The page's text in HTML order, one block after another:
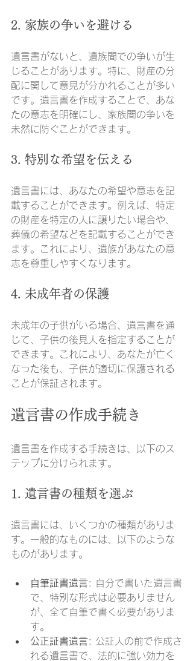
2. 家族の争いを避ける
遺言書がないと、遺族間での争いが生
じることがあります。特に、財産の分
配に関して意見が分かれることが多い
です。遺言書を作成することで、あな
たの意志を明確にし、家族間の争いを
未然に防ぐことができます。
3. 特別な希望を伝える
遺言書には、あなたの希望や意志を記
載することができます。例えば、特定
の財産を特定の人に譲りたい場合や、
葬儀の希望などを記載することができ
ます。これにより、遺族があなたの意
志を尊重しやすくなります。
4. 未成年者の保護
未成年の子供がいる場合、遺言書を通
じて、子供の後見人を指定することが
できます。これにより、あなたが亡く
なった後も、子供が適切に保護される
ことが保証されます。
遺言書の作成手続き
遺言書を作成する手続きは、以下のス
テップに分けられます。
1. 遺言書の種類を選ぶ
遺言書には、いくつかの種類がありま
す。一般的なものには、以下のような
ものがあります。
自筆証書遺言: 自分で書いた遺言書
で、特別な形式は必要ありません
が、全て自筆で書く必要がありま
す。
公正証書遺言: 公証人の前で作成さ
れる遺言書で、法的に強い効力を